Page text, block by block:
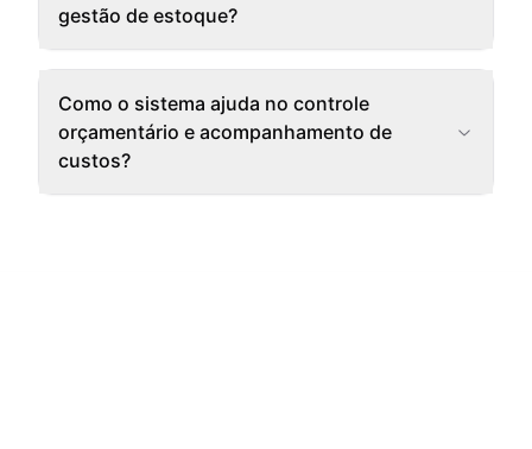
gestão de estoque?
Como o sistema ajuda no controle
orçamentário e acompanhamento de
custos?